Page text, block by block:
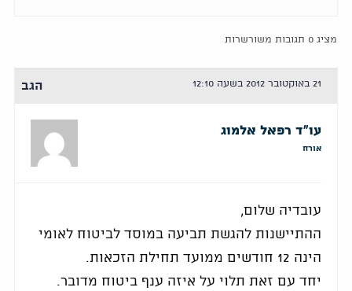
מציג 0 תגובות משורשרות
21 באוקטובר 2012 בשעה 12:10 הגב
עו"ד רפאל אלמוג
אורח
עובדיה שלום,
ההתיישנות להגשת תביעה במוסד לביטוח לאומי
הינה 12 חודשים ממועד תחילת הזכאות.
יחד עם זאת תלוי על איזה ענף ביטוח מדובר.